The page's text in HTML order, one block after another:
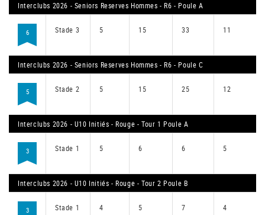
Interclubs 2026 - Seniors Reserves Hommes - R6 - Poule A
6 Stade 3 5 15 33 11
Interclubs 2026 - Seniors Reserves Hommes - R6 - Poule C
5 Stade 2 5 15 25 12
Interclubs 2026 - U10 Initiés - Rouge - Tour 1 Poule A
3 Stade 1 5 6 6 5
Interclubs 2026 - U10 Initiés - Rouge - Tour 2 Poule B
3 Stade 1 4 5 7 4